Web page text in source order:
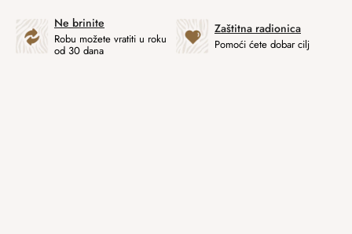
Ne brinite
Robu možete vratiti u roku
od 30 dana
Zaštitna radionica
Pomoći ćete dobar cilj